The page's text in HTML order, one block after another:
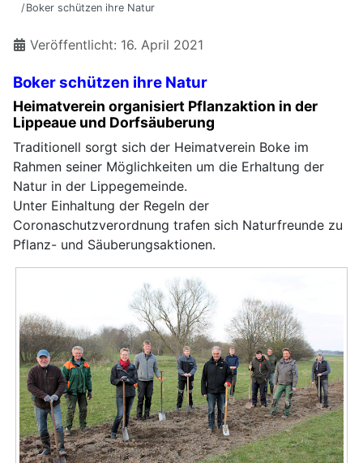
Boker schützen ihre Natur
Boker schützen ihre Natur
Veröffentlicht: 16. April 2021
Heimatverein organisiert Pflanzaktion in der
Lippeaue und Dorfsäuberung
Traditionell sorgt sich der Heimatverein Boke im
Rahmen seiner Möglichkeiten um die Erhaltung der
Natur in der Lippegemeinde.
Unter Einhaltung der Regeln der
Coronaschutzverordnung trafen sich Naturfreunde zu
Pflanz- und Säuberungsaktionen.